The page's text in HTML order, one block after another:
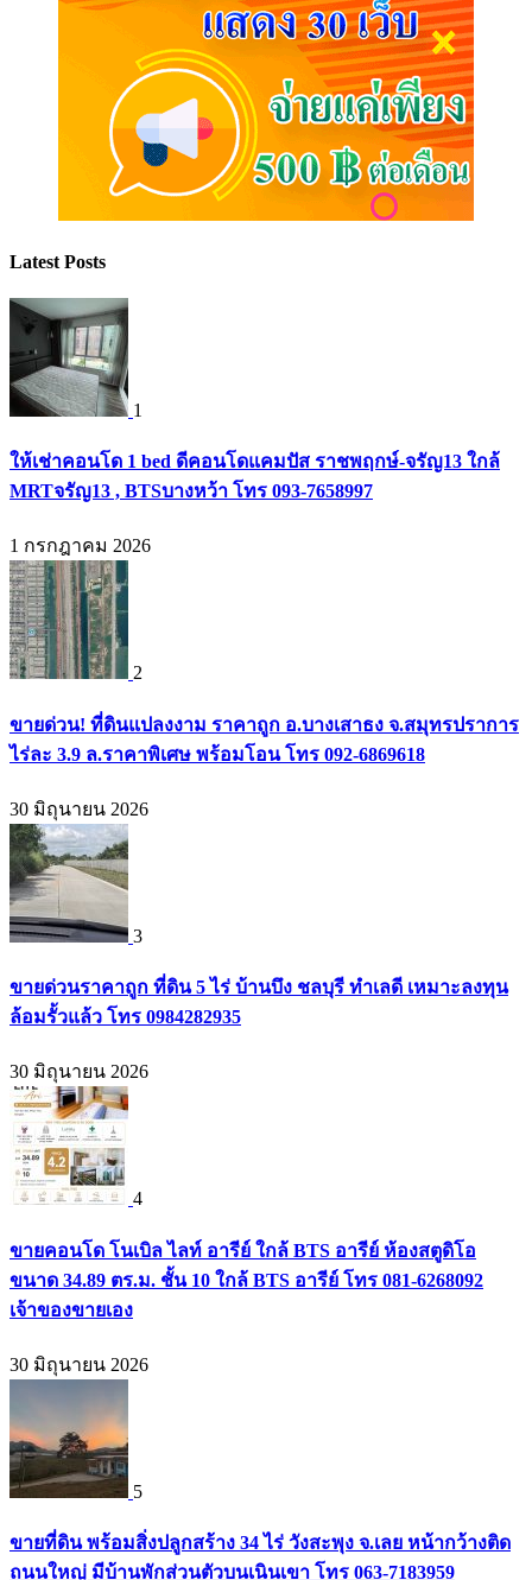
Latest Posts
1
ให้เช่าคอนโด 1 bed ดีคอนโดแคมปัส ราชพฤกษ์-จรัญ13 ใกล้
MRTจรัญ13 , BTSบางหว้า โทร 093-7658997
1 กรกฎาคม 2026
2
ขายด่วน! ที่ดินแปลงงาม ราคาถูก อ.บางเสาธง จ.สมุทรปราการ
ไร่ละ 3.9 ล.ราคาพิเศษ พร้อมโอน โทร 092-6869618
30 มิถุนายน 2026
3
ขายด่วนราคาถูก ที่ดิน 5 ไร่ บ้านบึง ชลบุรี ทำเลดี เหมาะลงทุน
ล้อมรั้วแล้ว โทร 0984282935
30 มิถุนายน 2026
4
ขายคอนโด โนเบิล ไลท์ อารีย์ ใกล้ BTS อารีย์ ห้องสตูดิโอ
ขนาด 34.89 ตร.ม. ชั้น 10 ใกล้ BTS อารีย์ โทร 081-6268092
เจ้าของขายเอง
30 มิถุนายน 2026
5
ขายที่ดิน พร้อมสิ่งปลูกสร้าง 34 ไร่ วังสะพุง จ.เลย หน้ากว้างติด
ถนนใหญ่ มีบ้านพักส่วนตัวบนเนินเขา โทร 063-7183959